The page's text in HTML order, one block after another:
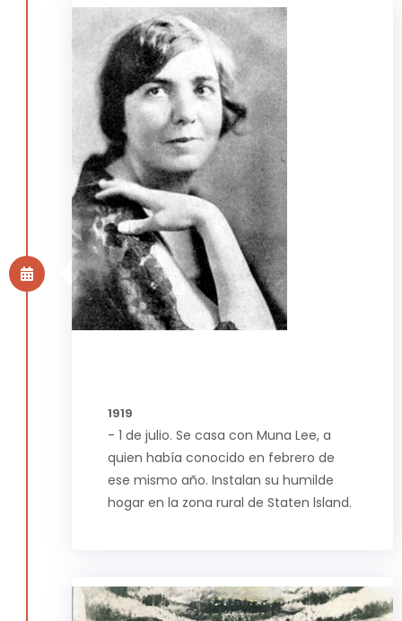
1919
- 1 de julio. Se casa con Muna Lee, a
quien había conocido en febrero de
ese mismo año. Instalan su humilde
hogar en la zona rural de Staten lsland.